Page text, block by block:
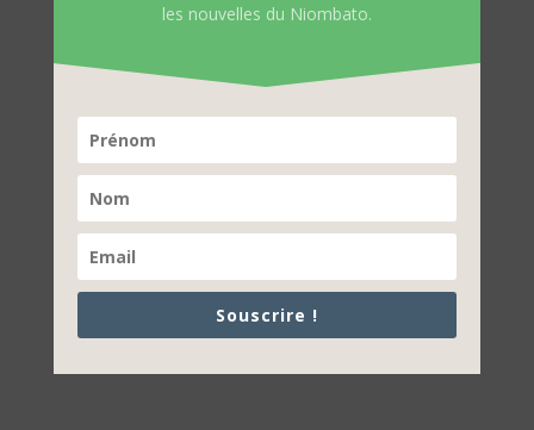
les nouvelles du Niombato.
Souscrire !